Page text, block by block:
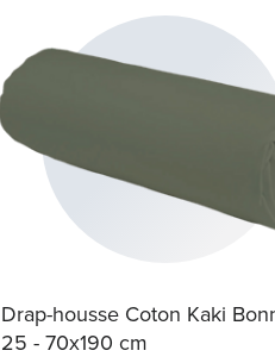
Drap-housse Coton Kaki
25 - 70x190 cm